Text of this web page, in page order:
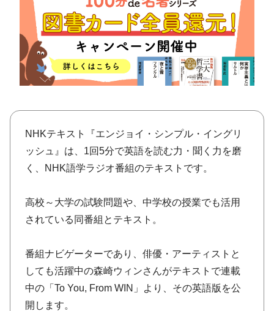
きょうのレシピ
レシピ その他
ABOUT
keyword
NHKテキスト『エンジョイ・シンプル・イングリ
ッシュ』は、1回5分で英語を読む力・聞く力を磨
く、NHK語学ラジオ番組のテキストです。
高校～大学の試験問題や、中学校の授業でも活用
されている同番組とテキスト。
番組ナビゲーターであり、俳優・アーティストと
しても活躍中の森崎ウィンさんがテキストで連載
中の「To You, From WIN」より、その英語版を公
開します。